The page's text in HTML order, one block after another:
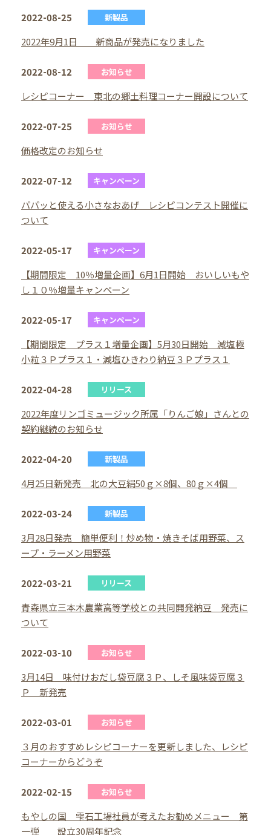
2022-08-25 新製品
2022年9月1日 新商品が発売になりました
2022-08-12 お知らせ
レシピコーナー 東北の郷土料理コーナー開設について
2022-07-25 お知らせ
価格改定のお知らせ
2022-07-12 キャンペーン
パパッと使える小さなおあげ レシピコンテスト開催に
ついて
2022-05-17 キャンペーン
【期間限定 10％増量企画】6月1日開始 おいしいもや
し１０％増量キャンペーン
2022-05-17 キャンペーン
【期間限定 プラス１増量企画】5月30日開始 減塩極
小粒３Ｐプラス１・減塩ひきわり納豆３Ｐプラス１
2022-04-28 リリース
2022年度リンゴミュージック所属「りんご娘」さんとの
契約継続のお知らせ
2022-04-20 新製品
4月25日新発売 北の大豆絹50ｇ×8個、80ｇ×4個
2022-03-24 新製品
3月28日発売 簡単便利！炒め物・焼きそば用野菜、ス
ープ・ラーメン用野菜
2022-03-21 リリース
青森県立三本木農業高等学校との共同開発納豆 発売に
ついて
2022-03-10 お知らせ
3月14日 味付けおだし袋豆腐３Ｐ、しそ風味袋豆腐３
Ｐ 新発売
2022-03-01 お知らせ
３月のおすすめレシピコーナーを更新しました、レシピ
コーナーからどうぞ
2022-02-15 お知らせ
もやしの国 雫石工場社員が考えたお勧めメニュー 第
一弾 設立30周年記念